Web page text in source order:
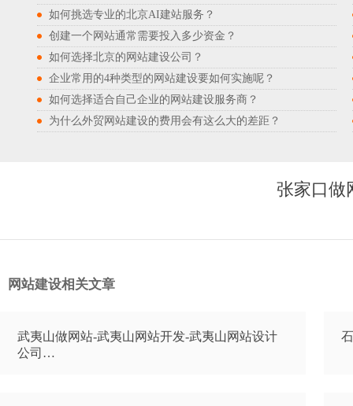
如何挑选专业的北京AI建站服务？
创建一个网站通常需要投入多少资金？
如何选择北京的网站建设公司？
企业常用的4种类型的网站建设要如何实施呢？
如何选择适合自己企业的网站建设服务商？
为什么外贸网站建设的费用会有这么大的差距？
张家口做
网站建设相关文章
武夷山做网站-武夷山网站开发-武夷山网站设计
公司…